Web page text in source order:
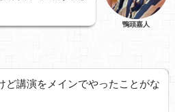
鴨頭嘉人
ど講演をメインでやったことがな